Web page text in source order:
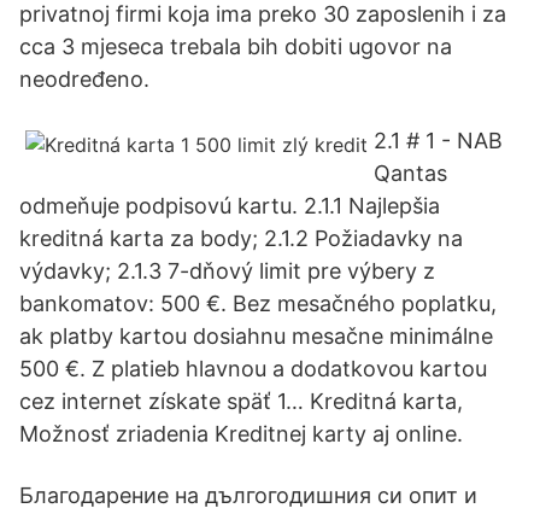
privatnoj firmi koja ima preko 30 zaposlenih i za
cca 3 mjeseca trebala bih dobiti ugovor na
neodređeno.
2.1 # 1 - NAB
Qantas
odmeňuje podpisovú kartu. 2.1.1 Najlepšia
kreditná karta za body; 2.1.2 Požiadavky na
výdavky; 2.1.3 7-dňový limit pre výbery z
bankomatov: 500 €. Bez mesačného poplatku,
ak platby kartou dosiahnu mesačne minimálne
500 €. Z platieb hlavnou a dodatkovou kartou
cez internet získate späť 1… Kreditná karta,
Možnosť zriadenia Kreditnej karty aj online.
Благодарение на дългогодишния си опит и